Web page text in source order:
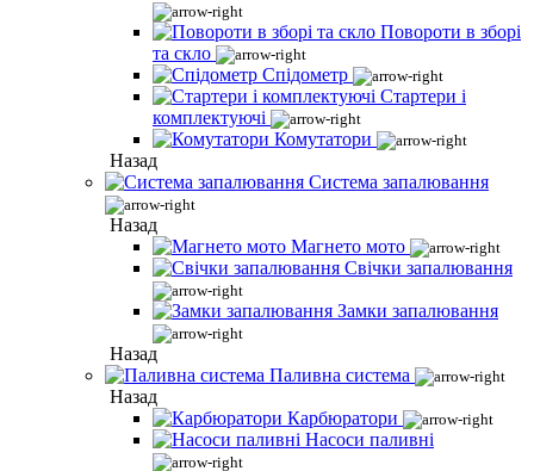
Повороти в зборі
та скло
Спідометр
Стартери і
комплектуючі
Комутатори
Назад
Система запалювання
Назад
Магнето мото
Свічки запалювання
Замки запалювання
Назад
Паливна система
Назад
Карбюратори
Насоси паливні